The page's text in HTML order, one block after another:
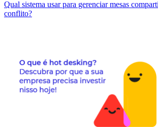
Qual sistema usar para gerenciar mesas
conflito?